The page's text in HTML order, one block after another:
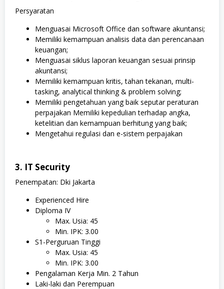
Persyaratan
Menguasai Microsoft Office dan software akuntansi;
Memiliki kemampuan analisis data dan perencanaan
keuangan;
Menguasai siklus laporan keuangan sesuai prinsip
akuntansi;
Memiliki kemampuan kritis, tahan tekanan, multi-
tasking, analytical thinking & problem solving;
Memiliki pengetahuan yang baik seputar peraturan
perpajakan Memiliki kepedulian terhadap angka,
ketelitian dan kemampuan berhitung yang baik;
Mengetahui regulasi dan e-sistem perpajakan
3. IT Security
Penempatan: Dki Jakarta
Experienced Hire
Diploma IV
Max. Usia: 45
Min. IPK: 3.00
S1-Perguruan Tinggi
Max. Usia: 45
Min. IPK: 3.00
Pengalaman Kerja Min. 2 Tahun
Laki-laki dan Perempuan